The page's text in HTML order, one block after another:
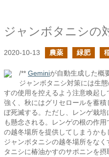
2020-10-13 農薬 緑肥
/** Geminiが自動生成した概
ジャンボタニシ対策には生
すの使用を控えるよう注意喚起
強く、秋にはグリセロールを蓄
ぼ死滅する。ただし、レンゲ栽
も懸念される。レンゲの根の作
の越冬場所を提供してしまうか
ジャンボタニシの越冬場所をな
タニシに椿油かすのサポニンを